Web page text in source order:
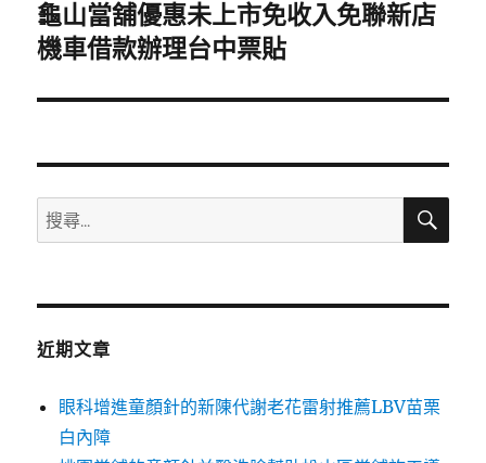
下
一
文
龜山當舖優惠未上市免收入免聯新店
機車借款辦理台中票貼
搜
尋
鍵
搜
近期文章
眼科增進童顏針的新陳代謝老花雷射推薦LBV苗栗
白內障